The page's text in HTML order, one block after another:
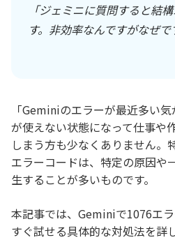
「ジェミニに質問すると結
す。非効率なんですがなぜで
「Geminiのエラーが最近多い
が使えない状態になって仕事や
しまう方も少なくありません。
エラーコードは、特定の原因や
生することが多いものです。
本記事では、Geminiで1076エ
すぐ試せる具体的な対処法を詳